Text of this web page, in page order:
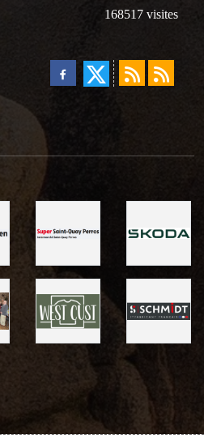
168517 visites